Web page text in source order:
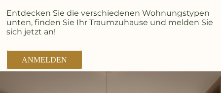
Entdecken Sie die verschiedenen Wohnungstypen
unten, finden Sie Ihr Traumzuhause und melden Sie
sich jetzt an!
ANMELDEN